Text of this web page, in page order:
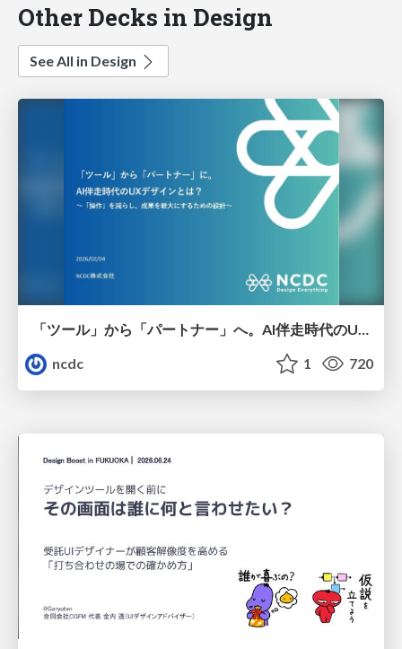
Other Decks in Design
See All in Design
ncdc
1 720